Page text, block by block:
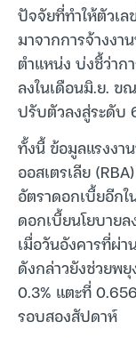
ปัจจัยที่ทำให้ตัวเ
มาจากการจ้างง
ตำแหน่ง บ่งชี้ว่าก
ลงในเดือนมิ.ย. ข
ปรับตัวลงสู่ระดับ
ทั้งนี้ ข้อมูลแรงงา
ออสเตรเลีย
อัตราดอกเบี้ยอีก
ดอกเบี้ยนโยบาย
เมื่อวันอังคารที่ผ่
ดังกล่าวยังช่วยพ
0.3% แตะที่
รอบสองสัปดาห์